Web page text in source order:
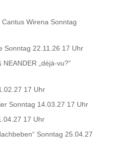
Wirena Sonntag
Sonntag 22.11.26 17 Uhr
„déjà-vu?“
17 Uhr
Sonntag 14.03.27 17 Uhr
17 Uhr
Sonntag 25.04.27